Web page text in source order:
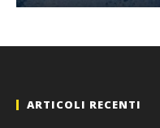
ARTICOLI RECENTI